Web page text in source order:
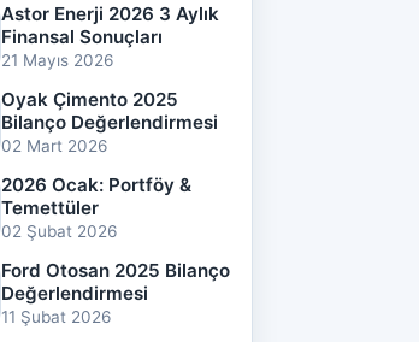
Astor Enerji 2026 3 Aylık
Finansal Sonuçları
21 Mayıs 2026
Oyak Çimento 2025
Bilanço Değerlendirmesi
02 Mart 2026
2026 Ocak: Portföy &
Temettüler
02 Şubat 2026
Ford Otosan 2025 Bilanço
Değerlendirmesi
11 Şubat 2026